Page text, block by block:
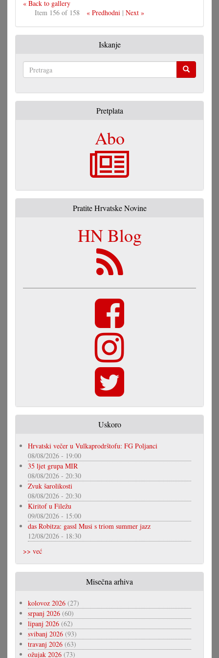
« Back to gallery
Item 156 of 158
« Predhodni| Next »
Iskanje
Pretplata
Abo
Pratite Hrvatske Novine
HN Blog
Uskoro
Hrvatski večer u Vulkaprodrštofu: FG Poljanci
08/08/2026 - 19:00
35 ljet grupa MIR
08/08/2026 - 20:30
Zvuk šarolikosti
08/08/2026 - 20:30
Kiritof u Filežu
09/08/2026 - 15:00
das Robitza: gassl Musi s triom summer jazz
12/08/2026 - 18:30
>> već
Misečna arhiva
kolovoz 2026 (27)
srpanj 2026 (60)
lipanj 2026 (62)
svibanj 2026 (93)
travanj 2026 (63)
ožujak 2026 (73)